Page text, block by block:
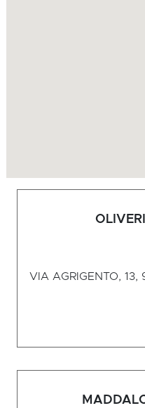
VIA AGRIGENTO, 13,